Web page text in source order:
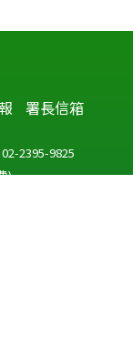
署長信箱
2395-9825
)